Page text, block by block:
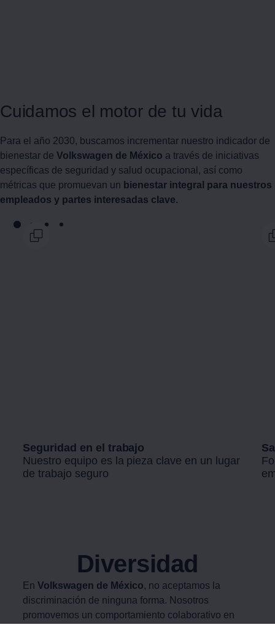
Cuidamos el motor de tu vida
Para el año 2030, buscamos incrementar nuestro indicador de
bienestar de Volkswagen de México a través de iniciativas
específicas de seguridad y salud ocupacional, así como
métricas que promuevan un bienestar integral para nuestros
empleados y partes interesadas clave.
Seguridad en el trabajo
Nuestro equipo es la pieza clave en un lugar
de trabajo seguro
Diversidad
EnVolkswagen de México, no aceptamos la
discriminación de ninguna forma. Nosotros
promovemos un comportamiento colaborativo en